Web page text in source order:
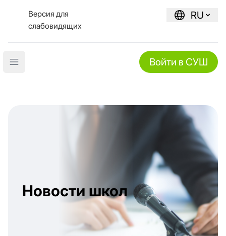
Версия для
слабовидящих
RU
Open main menu Войти в СУШ
Новости школ